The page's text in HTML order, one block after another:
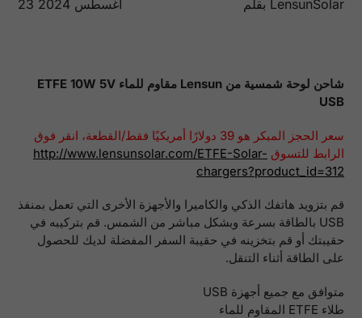
23 أغسطس 2024 بقلم LensunSolar
شاحن لوحة شمسية من Lensun مقاوم للماء ETFE 10W 5V
USB
سعر الحجز المبكر هو 39 دولارًا أمريكيًا فقط/القطعة، انقر فوق
الرابط للتسوق http://www.lensunsolar.com/ETFE-Solar-
chargers?product_id=312
قم بتزويد هاتفك الذكي والكاميرا والأجهزة الأخرى التي تعمل بمنفذ
USB بالطاقة بسرعة وبشكل مباشر من الشمس. قم بتركيبه في
حقيبتك أو قم بتخزينه في حقيبة السفر المفضلة لديك للحصول
على الطاقة أثناء التنقل.
متوافق مع جميع أجهزة USB
طلاء ETFE المقاوم للماء